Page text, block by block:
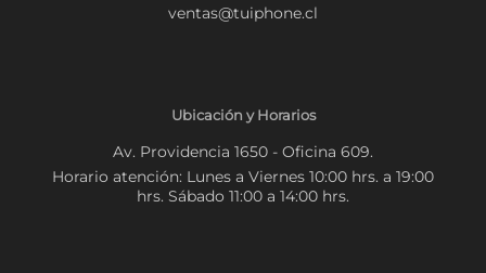
ventas@tuiphone.cl
Ubicación y Horarios
Av. Providencia 1650 - Oficina 609.
Horario atención: Lunes a Viernes 10:00 hrs. a 19:00
hrs. Sábado 11:00 a 14:00 hrs.